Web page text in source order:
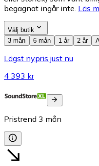
begagnat ingår inte. Läs
Välj butik
3 mån
6 mån 1 år 2 år
Lägst nypris just nu
4 393 kr
Pristrend 3 mån